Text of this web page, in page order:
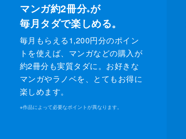
マンガ約2冊分※が
毎月タダで楽しめる。
毎月もらえる1,200円分のポイン
トを使えば、マンガなどの購入が
約2冊分も実質タダに。お好きな
マンガやラノベを、とてもお得に
楽しめます。
※作品によって必要なポイントが異なります。